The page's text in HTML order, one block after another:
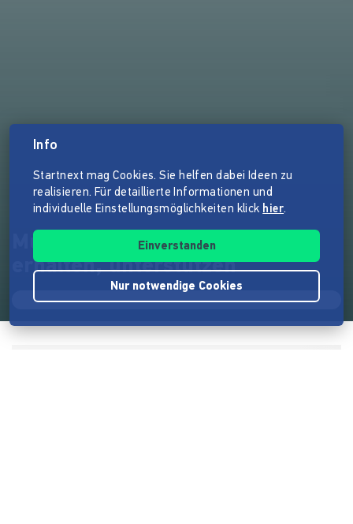
Musikverein Rutesheim e.V. -
erhalten, unterstützen
Info
Startnext mag Cookies. Sie helfen dabei Ideen zu
realisieren. Für detaillierte Informationen und
individuelle Einstellungsmöglichkeiten klick hier.
Einverstanden
Nur notwendige Cookies